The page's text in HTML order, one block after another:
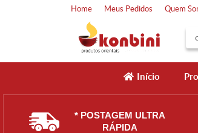
Home Meus Pedidos Quem
Início
* POSTAGEM ULTRA
RÁPIDA